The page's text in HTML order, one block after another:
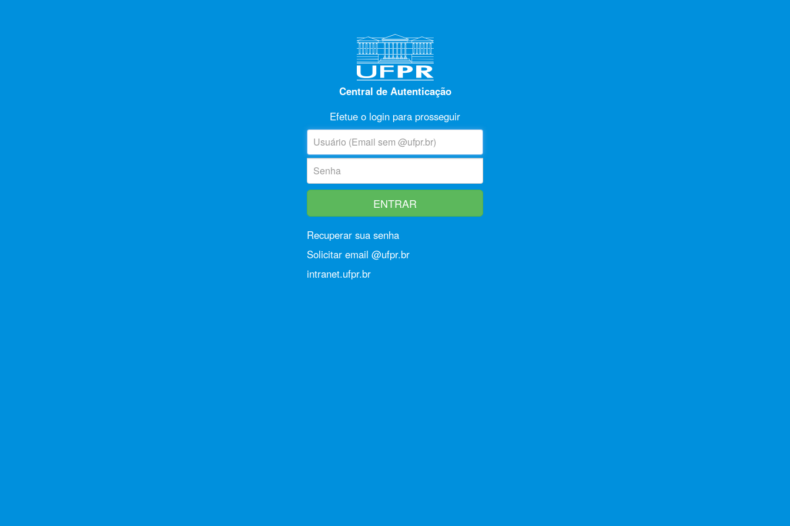
Central de Autenticação
Efetue o login para prosseguir
U
Senha:
Recuperar sua senha
Solicitar email @ufpr.br
intranet.ufpr.br